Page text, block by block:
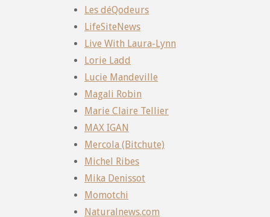
Les déQodeurs
LifeSiteNews
Live With Laura-Lynn
Lorie Ladd
Lucie Mandeville
Magali Robin
Marie Claire Tellier
MAX IGAN
Mercola (Bitchute)
Michel Ribes
Mika Denissot
Momotchi
Naturalnews.com